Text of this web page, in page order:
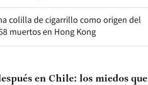
colilla de cigarrillo como origen del
muertos en Hong Kong
en Chile: los miedos que